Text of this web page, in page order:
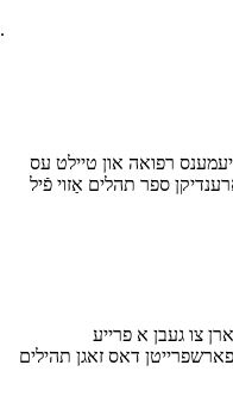
רפואה און טיילט עס
ספר תהלים אַזוי פֿיל
צו געבן א פרייע
דאס זאגן תהילים